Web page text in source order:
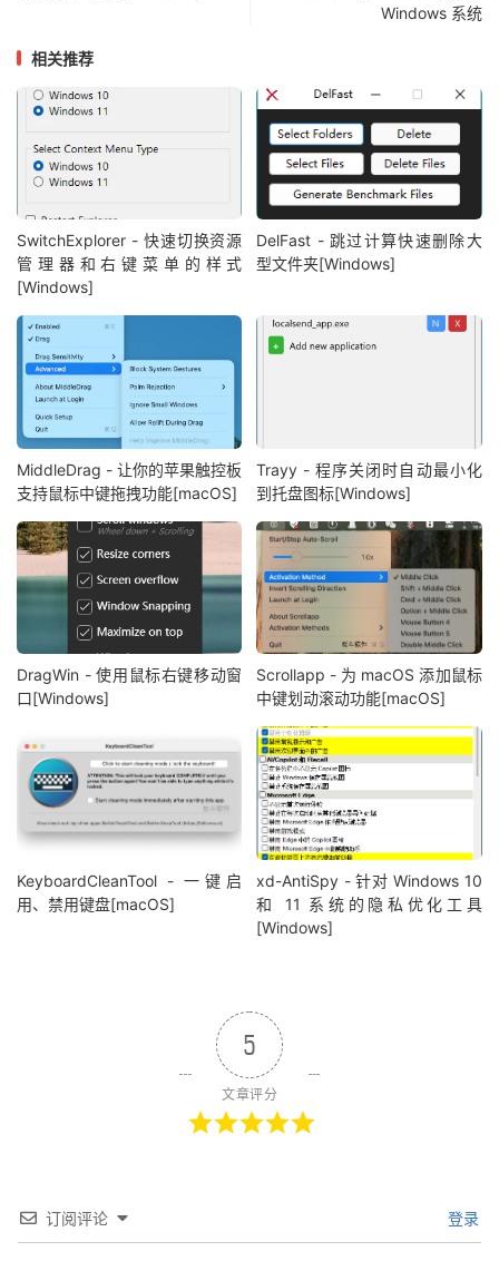
Windows 系统
相关推荐
SwitchExplorer - 快速切换资源
管理器和右键菜单的样式
[Windows]
DelFast - 跳过计算快速删除大
型文件夹[Windows]
MiddleDrag - 让你的苹果触控板
支持鼠标中键拖拽功能[macOS]
Trayy - 程序关闭时自动最小化
到托盘图标[Windows]
DragWin - 使用鼠标右键移动窗
口[Windows]
Scrollapp - 为 macOS 添加鼠标
中键划动滚动功能[macOS]
KeyboardCleanTool - 一键启
用、禁用键盘[macOS]
xd-AntiSpy - 针对 Windows 10
和 11 系统的隐私优化工具
[Windows]
5
文章评分
订阅评论 登录